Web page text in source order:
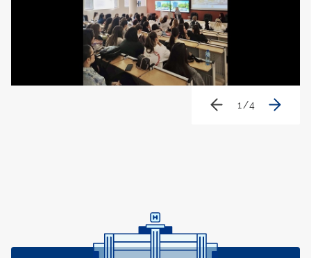
1 /4